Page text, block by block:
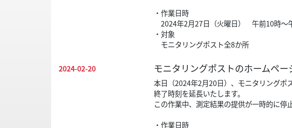
・作業日時
2024年2月27日（火曜日） 午前10時～
・対象
モニタリングポスト全8か所
2024-02-20 モニタリングポストのホームペ
本日（2024年2月20日）、モニタリングポ
終了時刻を延長いたします。
この作業中、測定結果の提供が一時的に停
・作業日時